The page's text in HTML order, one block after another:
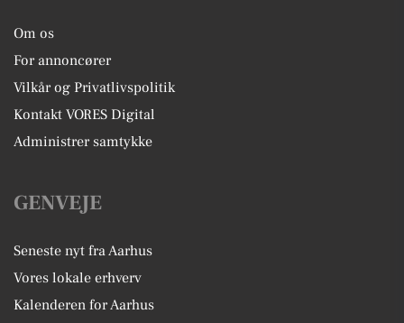
Om os
For annoncører
Vilkår og Privatlivspolitik
Kontakt VORES Digital
Administrer samtykke
GENVEJE
Seneste nyt fra Aarhus
Vores lokale erhverv
Kalenderen for Aarhus